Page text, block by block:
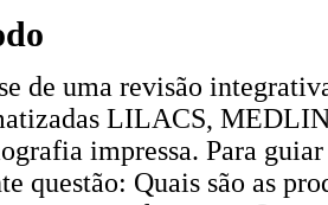
de uma revisão
LILACS,
impressa. Para
questão: Quais são as